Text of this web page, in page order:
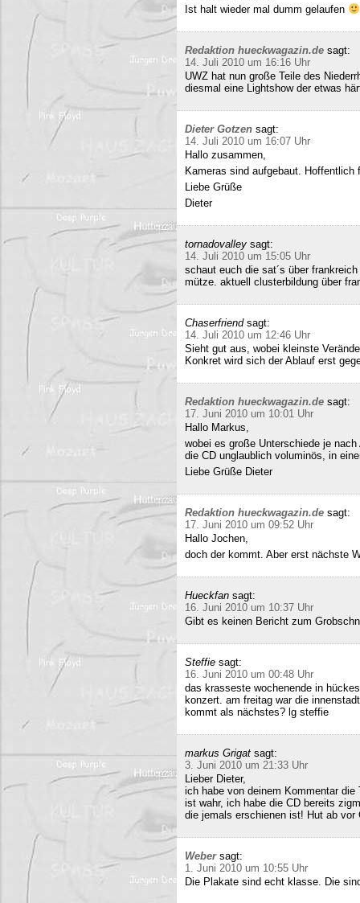
Ist halt wieder mal dumm gelaufen
Redaktion hueckwagazin.de sagt:
14. Juli 2010 um 16:16 Uhr
UWZ hat nun große Teile des
diesmal eine Lightshow der etwas
Dieter Gotzen sagt:
14. Juli 2010 um 16:07 Uhr
Hallo zusammen,
Kameras sind aufgebaut.
Liebe Grüße
Dieter
tornadovalley sagt:
14. Juli 2010 um 15:05 Uhr
schaut euch die sat´s über
mütze. aktuell clusterbildung über
Chaserfriend sagt:
14. Juli 2010 um 12:46 Uhr
Sieht gut aus, wobei kleinste
Konkret wird sich der Ablauf erst
Redaktion hueckwagazin.de sagt:
17. Juni 2010 um 10:01 Uhr
Hallo Markus,
wobei es große Unterschiede je
die CD unglaublich voluminös, in
Liebe Grüße Dieter
Redaktion hueckwagazin.de sagt:
17. Juni 2010 um 09:52 Uhr
Hallo Jochen,
doch der kommt. Aber erst nächste
Hueckfan sagt:
16. Juni 2010 um 10:37 Uhr
Gibt es keinen Bericht zum
Steffie sagt:
16. Juni 2010 um 00:48 Uhr
das krasseste wochenende in
konzert. am freitag war die
kommt als nächstes? lg steffie
markus Grigat sagt:
3. Juni 2010 um 21:33 Uhr
Lieber Dieter,
ich habe von deinem Kommentar
ist wahr, ich habe die CD bereits
die jemals erschienen ist! Hut ab vor
Weber sagt:
1. Juni 2010 um 10:55 Uhr
Die Plakate sind echt klasse. Die